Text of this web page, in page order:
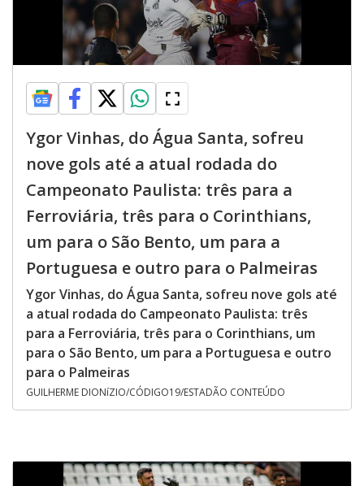
Ygor Vinhas, do Água Santa, sofreu
nove gols até a atual rodada do
Campeonato Paulista: três para a
Ferroviária, três para o Corinthians,
um para o São Bento, um para a
Portuguesa e outro para o Palmeiras
Ygor Vinhas, do Água Santa, sofreu nove gols até
a atual rodada do Campeonato Paulista: três
para a Ferroviária, três para o Corinthians, um
para o São Bento, um para a Portuguesa e outro
para o Palmeiras
GUILHERME DIONíZIO/CÓDIGO19/ESTADÃO CONTEÚDO